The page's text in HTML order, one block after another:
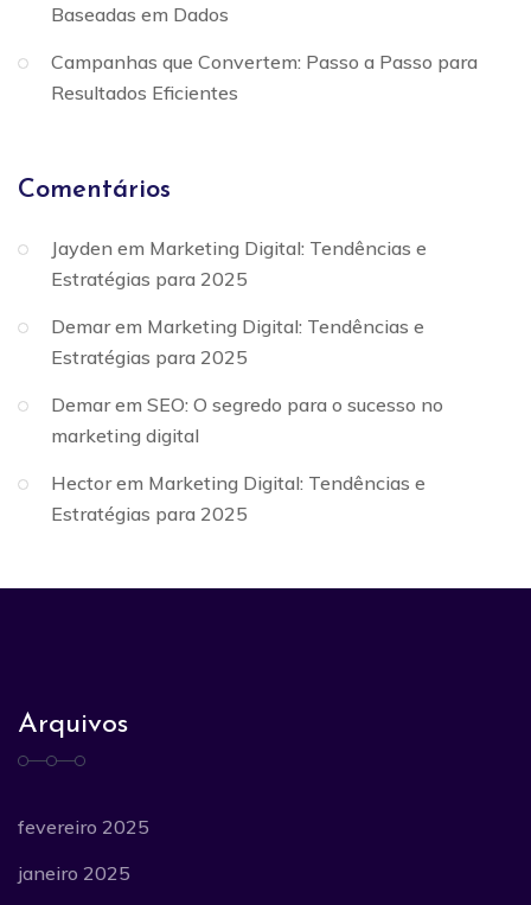
Baseadas em Dados
Campanhas que Convertem: Passo a Passo para
Resultados Eficientes
Comentários
Jayden em Marketing Digital: Tendências e
Estratégias para 2025
Demarem Marketing Digital: Tendências e
Estratégias para 2025
Demarem SEO: O segredo para o sucesso no
marketing digital
Hectorem Marketing Digital: Tendências e
Estratégias para 2025
Arquivos
fevereiro 2025
janeiro 2025